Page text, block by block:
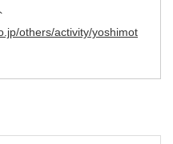
others/activity/yoshimot